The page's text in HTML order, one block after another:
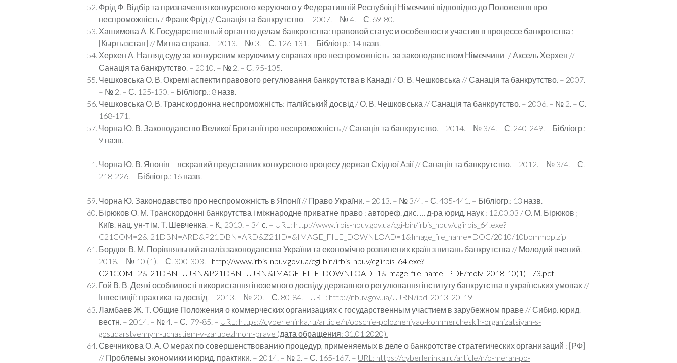
Фрід Ф. Відбір та призначення конкурсного керуючого у Федеративній Республіці Німеччині відповідно до Положення про
неспроможність / Франк Фрід // Санація та банкрутство. – 2007. – № 4. – С. 69-80.
Хашимова А. К. Государственный орган по делам банкротства: правовой статус и особенности участия в процессе банкротства :
[Кыргызстан] // Митна справа. – 2013. – № 3. – С. 126-131. – Бібліогр.: 14 назв.
Херхен А. Нагляд суду за конкурсним керуючим у справах про неспроможність [за законодавством Німеччини] / Аксель Херхен //
Санація та банкрутство. – 2010. – № 2. – С. 95-105.
Чешковська О. В. Окремі аспекти правового регулювання банкрутства в Канаді / О. В. Чешковська // Санація та банкрутство. – 2007.
– № 2. – С. 125-130. – Бібліогр.: 8 назв.
Чешковська О. В. Транскордонна неспроможність: італійський досвід / О. В. Чешковська // Санація та банкрутство. – 2006. – № 2. – С.
168-171.
Чорна Ю. В. Законодавство Великої Британії про неспроможність // Санація та банкрутство. – 2014. – № 3/4. – С. 240-249. – Бібліогр.:
9 назв.
Чорна Ю. В. Японія – яскравий представник конкурсного процесу держав Східної Азії // Санація та банкрутство. – 2012. – № 3/4. – С.
218-226. – Бібліогр.: 16 назв.
Чорна Ю. Законодавство про неспроможність в Японії // Право України. – 2013. – № 3/4. – С. 435-441. – Бібліогр.: 13 назв.
Бірюков О. М. Транскордонні банкрутства і міжнародне приватне право : автореф. дис. … д-ра юрид. наук : 12.00.03 / О. М. Бірюков ;
Київ. нац. ун-т ім. Т. Шевченка. – К., 2010. – 34 с. – URL: http://www.irbis-nbuv.gov.ua/cgi-bin/irbis_nbuv/cgiirbis_64.exe?
C21COM=2&I21DBN=ARD&P21DBN=ARD&Z21ID=&IMAGE_FILE_DOWNLOAD=1&Image_file_name=DOC/2010/10bommpp.zip
Бордюг В. М. Порівняльний аналіз законодавства України та економічно розвинених країн з питань банкрутства // Молодий вчений. –
2018. – № 10 (1). – С. 300-303. –http://www.irbis-nbuv.gov.ua/cgi-bin/irbis_nbuv/cgiirbis_64.exe?
C21COM=2&I21DBN=UJRN&P21DBN=UJRN&IMAGE_FILE_DOWNLOAD=1&Image_file_name=PDF/molv_2018_10(1)__73.pdf
Гой В. В. Деякі особливості використання іноземного досвіду державного регулювання інституту банкрутства в українських умовах //
Інвестиції: практика та досвід. – 2013. – № 20. – С. 80-84. – URL: http://nbuv.gov.ua/UJRN/ipd_2013_20_19
Ламбаев Ж. Т. Общие Положения о коммерческих организациях с государственным участием в зарубежном праве // Сибир. юрид.
вестн. – 2014. – № 4. – С. 79-85. – URL: https://cyberleninka.ru/article/n/obschie-polozheniyao-kommercheskih-organizatsiyah-s-
gosudarstvennym-uchastiem-v-zarubezhnom-prave (дата обращения: 31.01.2020).
Свечникова О. А. О мерах по совершенствованию процедур, применяемых в деле о банкротстве стратегических организаций : [РФ]
// Проблемы экономики и юрид. практики. – 2014. – № 2. – С. 165-167. – URL: https://cyberleninka.ru/article/n/o-merah-po-